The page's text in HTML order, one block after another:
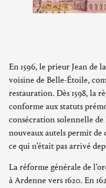
En 1596, le prieur Jean de
voisine de Belle-Étoile,
restauration. Dès 1598, la
conforme aux statuts
consécration solennelle de
nouveaux autels permit
ce qui n’était pas arrivé
La réforme générale de
à Ardenne vers 1620. En